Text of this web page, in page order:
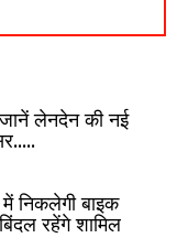
लेनदेन की नई
निकलेगी बाइक
रहेंगे शामिल